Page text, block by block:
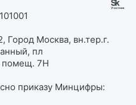
Город Москва, вн.тер.г.
пл
помещ. 7Н
приказу Минцифры: